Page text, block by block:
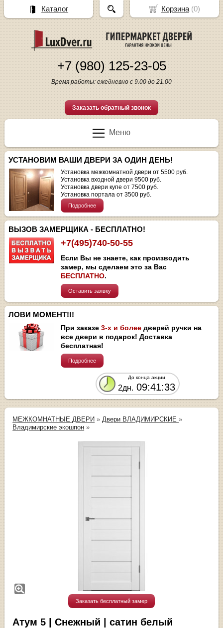
+7 (980) 125-23-05
Время работы: ежедневно с 9.00 до 21.00
Заказать обратный звонок
Меню
УСТАНОВИМ ВАШИ ДВЕРИ ЗА ОДИН ДЕНЬ!
Установка межкомнатной двери от 5500 руб.
Установка входной двери 9500 руб.
Установка двери купе от 7500 руб.
Установка портала от 3500 руб.
Подробнее
ВЫЗОВ ЗАМЕРЩИКА - БЕСПЛАТНО!
+7(495)740-50-55
Если Вы не знаете, как производить
замер, мы сделаем это за Вас
БЕСПЛАТНО.
Оставить заявку
ЛОВИ МОМЕНТ!!!
При заказе3-х и более дверей ручки на
все двери в подарок! Доставка
бесплатная!
Подробнее
До конца акции
2дн. 09:41:33
МЕЖКОМНАТНЫЕ ДВЕРИ » Двери ВЛАДИМИРСКИЕ»
Владимирские экошпон »
Заказать бесплатный замер
Атум 5 | Снежный | сатин белый
Корзина(0)
Каталог